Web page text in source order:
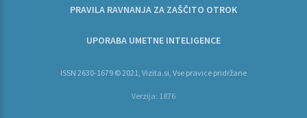
PRAVILA RAVNANJA ZA ZAŠČITO OTROK
UPORABA UMETNE INTELIGENCE
ISSN 2630-1679 © 2021, Vizita.si, Vse pravice pridržane
Verzija: 1876